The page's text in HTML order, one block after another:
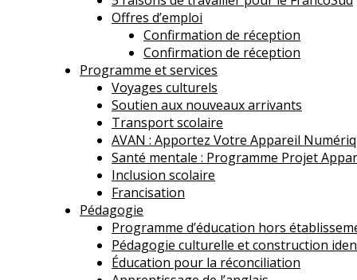
Offres d’emploi
Confirmation de réception
Confirmation de réception
Programme et services
Voyages culturels
Soutien aux nouveaux arrivants
Transport scolaire
AVAN : Apportez Votre Appareil
Santé mentale : Programme Projet
Inclusion scolaire
Francisation
Pédagogie
Programme d’éducation hors
Pédagogie culturelle et construction
Éducation pour la réconciliation